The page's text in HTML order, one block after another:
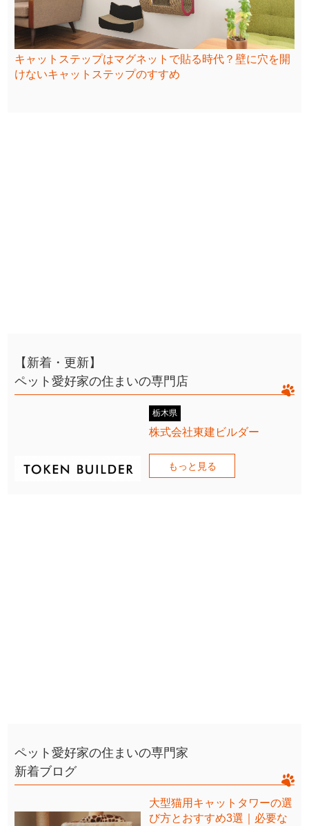
キャットステップはマグネットで貼る時代？壁に穴を開
けないキャットステップのすすめ
【新着・更新】
ペット愛好家の住まいの専門店
栃木県
株式会社東建ビルダー
もっと見る
ペット愛好家の住まいの専門家
新着ブログ
大型猫用キャットタワーの選
び方とおすすめ3選｜必要な